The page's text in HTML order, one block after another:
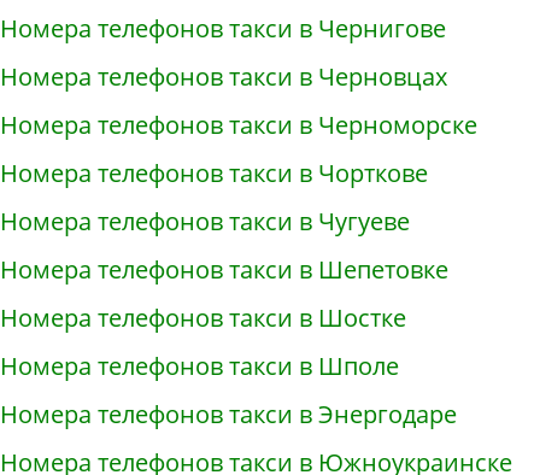
Номера телефонов такси в Чернигове
Номера телефонов такси в Черновцах
Номера телефонов такси в Черноморске
Номера телефонов такси в Чорткове
Номера телефонов такси в Чугуеве
Номера телефонов такси в Шепетовке
Номера телефонов такси в Шостке
Номера телефонов такси в Шполе
Номера телефонов такси в Энергодаре
Номера телефонов такси в Южноукраинске